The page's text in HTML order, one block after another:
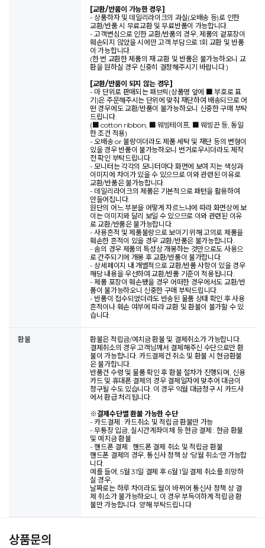
[교환/반품이 가능한 경우]
- 상품하자 및 데일리라이크의 과실(오배송 등)로 인한
교환/반품 시 무료교환 및 무료반품이 가능합니다.
- 고객변심으로 인한 교환/반품의 경우, 제품의 겉포장이
훼손되지 않았을 시에만 고객 부담으로 1회 교환 및 반품
이 가능합니다.
(한 번 교환한 제품의 재 교환 및 반품은 불가능하오니 교
환을 원하실 경우 신중히 결정해주시기 바랍니다.)
[교환/반품이 되지 않는 경우]
- 마 단위로 판매되는 패브릭(상품명 앞에 ■ 부호로 표
기)은 주문해주시는 단위에 맞춰 재단하여 배송되므로 어
떤 경우에도 교환/반품이 불가능하오니 신중한 구매 부탁
드립니다.
(■ cotton ribbon, ■ 웨빙테이프, ■ 웨빙끈 등, 동일
한 조건 적용)
- 오배송 or 불량이더라도 제품 세탁 및 재단 등의 변형이
있을 경우 반품이 불가능하오니 번거로우시더라도 제작
전 확인 부탁드립니다.
- 모니터는 각각의 모니터마다 화면에 보여 지는 색상과
이미지에 차이가 있을 수 있으므로 이와 관련된 이유로
교환/반품은 불가능합니다.
- 데일리라이크의 제품은 기본적으로 패턴을 활용하여
만들어집니다.
원단의 어느 부분을 어떻게 자르느냐에 따라 화면상에 보
이는 이미지와 달리 보일 수 있으므로 이와 관련된 이유
로 교환/반품은 불가능합니다.
- 사용흔적 및 제품불량으로 보이기 위해 고의로 제품을
훼손한 흔적이 있을 경우 교환/반품은 불가능합니다.
- 솜의 경우 제품의 특성상 개봉하는 것만으로도 사용으
로 간주되기에 개봉 후 교환/반품이 불가합니다.
- 상세페이지 내 개별적으로 교환/반품 사항이 있을 경우
해당 내용을 우선하여 교환/반품 기준이 적용됩니다.
- 제품 포장이 훼손됐을 경우 어떠한 경우에서도 교환/반
품이 불가능하오니 신중한 구매 부탁드립니다.
- 반품이 접수되었더라도 반송된 물품 상태 확인 후 사용
흔적이나 훼손 여부에 따라 교환 및 환불이 불가할 수 있
습니다.
환불
환불은 적립금/예치금 환불 및 결제취소가 가능합니다.
결제취소의 경우 고객님께서 결제해주신 수단으로만 환
불이 가능합니다. 카드결제건 취소 및 환불 시 현금환불
은 불가합니다.
반품건 수령 및 물품 확인 후 환불 절차가 진행되며, 신용
카드 및 휴대폰 결제의 경우 결제일자에 맞추어 대금이
청구될 수도 있습니다. 이 경우 익월 대금청구 시 카드사
에서 환급 처리됩니다.
※결제수단별 환불 가능한 수단
- 카드결제 : 카드취소 및 적립금 환불만 가능
- 무통장 입금, 실시간계좌이체 등 현금 결제 : 현금 환불
및 예치금 환불
- 핸드폰 결제 : 핸드폰 결제 취소 및 적립금 환불
핸드폰 결제의 경우, 통신사 정책 상 '당월 취소'만 가능합
니다.
예를 들어, 5월 31일 결제 후 6월 1일 결제 취소를 희망하
실 경우,
날짜로는 하루 차이라도 월이 바뀌어 통신사 정책 상 결
제 취소가 불가능하오니, 이 경우 부득이하게 적립금 환
불만 가능합니다. 양해 부탁드립니다.
상품문의